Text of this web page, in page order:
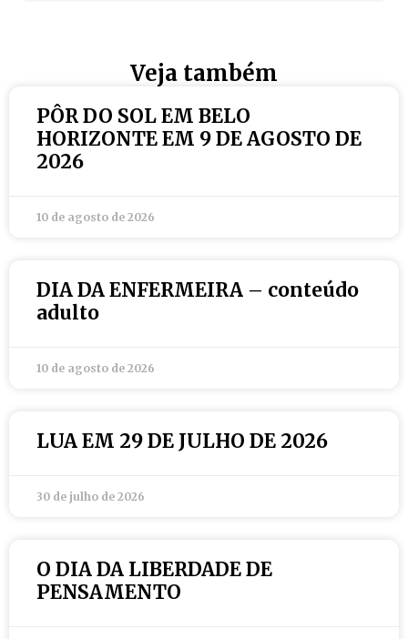
Veja também
PÔR DO SOL EM BELO
HORIZONTE EM 9 DE AGOSTO DE
2026
10 de agosto de 2026
DIA DA ENFERMEIRA – conteúdo
adulto
10 de agosto de 2026
LUA EM 29 DE JULHO DE 2026
30 de julho de 2026
O DIA DA LIBERDADE DE
PENSAMENTO